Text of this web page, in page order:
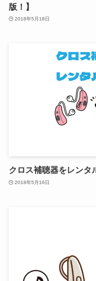
版！】
2018年5月18日
クロス補聴器をレンタ
2018年5月16日